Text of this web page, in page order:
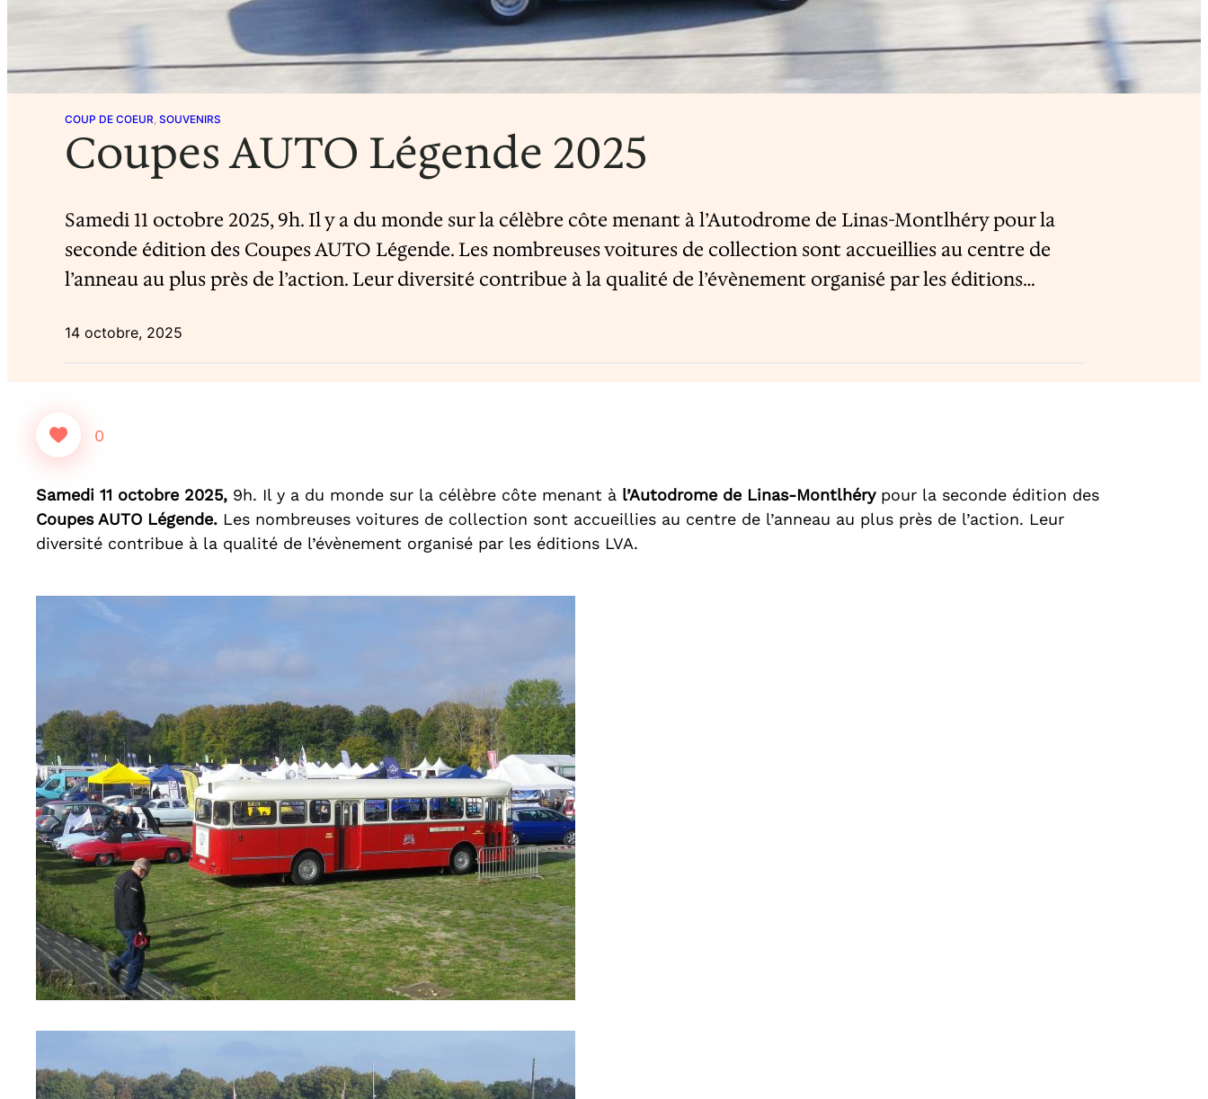
COUP DE COEUR, SOUVENIRS
Coupes AUTO Légende 2025
Samedi 11 octobre 2025, 9h. Il y a du monde sur la célèbre côte menant à l’Autodrome de Linas-Montlhéry pour la
seconde édition des Coupes AUTO Légende. Les nombreuses voitures de collection sont accueillies au centre de
l’anneau au plus près de l’action. Leur diversité contribue à la qualité de l’évènement organisé par les éditions…
14 octobre, 2025
0
Samedi 11 octobre 2025, 9h. Il y a du monde sur la célèbre côte menant à l’Autodrome de Linas-Montlhérypour la seconde édition des
Coupes AUTO Légende. Les nombreuses voitures de collection sont accueillies au centre de l’anneau au plus près de l’action. Leur
diversité contribue à la qualité de l’évènement organisé par les éditions LVA.